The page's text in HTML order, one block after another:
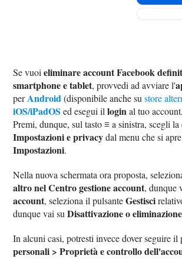
Se vuoieliminare account Facebook
smartphone e tablet, provvedi ad avviare l'
perAndroid(disponibile anche sustore
iOS/iPadOS ed esegui illoginal tuo
Premi, dunque, sul tasto≡a sinistra, scegli
Impostazioni e privacydal menu che si
Impostazioni.
Nella nuova schermata ora proposta,
altro nel Centro gestione account, dunque
account, seleziona il pulsanteGestisci
dunque vai suDisattivazione o eliminazione
In alcuni casi, potresti invece dover seguire
personali > Proprietà e controllo